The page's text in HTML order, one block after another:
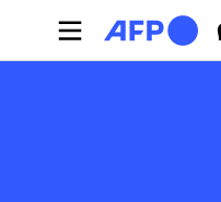
Skip to main content